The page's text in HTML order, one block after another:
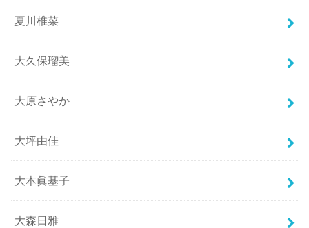
夏川椎菜
大久保瑠美
大原さやか
大坪由佳
大本眞基子
大森日雅